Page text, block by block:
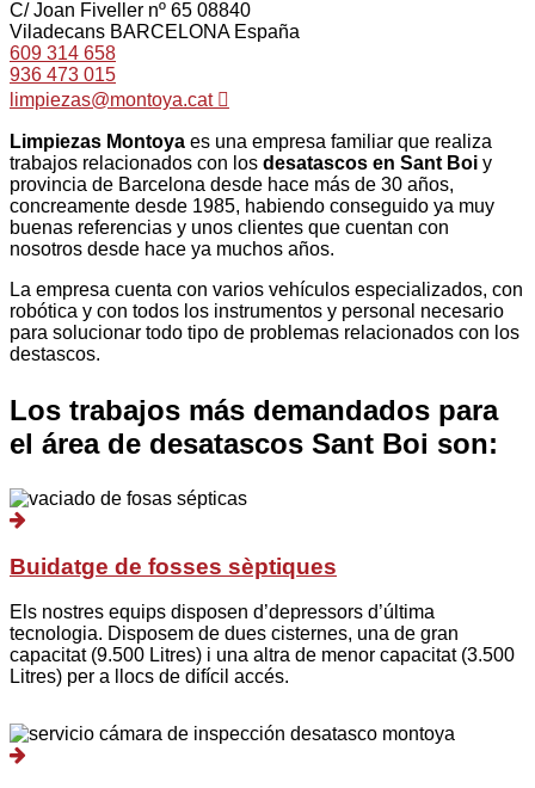
C/ Joan Fiveller nº 65 08840
Viladecans BARCELONA España
609 314 658
936 473 015
limpiezas@montoya.cat
Limpiezas Montoya es una empresa familiar que realiza
trabajos relacionados con los desatascos en Sant Boi y
provincia de Barcelona desde hace más de 30 años,
concreamente desde 1985, habiendo conseguido ya muy
buenas referencias y unos clientes que cuentan con
nosotros desde hace ya muchos años.
La empresa cuenta con varios vehículos especializados, con
robótica y con todos los instrumentos y personal necesario
para solucionar todo tipo de problemas relacionados con los
destascos.
Los trabajos más demandados para
el área de desatascos Sant Boi son:
Buidatge de fosses sèptiques
Els nostres equips disposen d’depressors d’última
tecnologia. Disposem de dues cisternes, una de gran
capacitat (9.500 Litres) i una altra de menor capacitat (3.500
Litres) per a llocs de difícil accés.